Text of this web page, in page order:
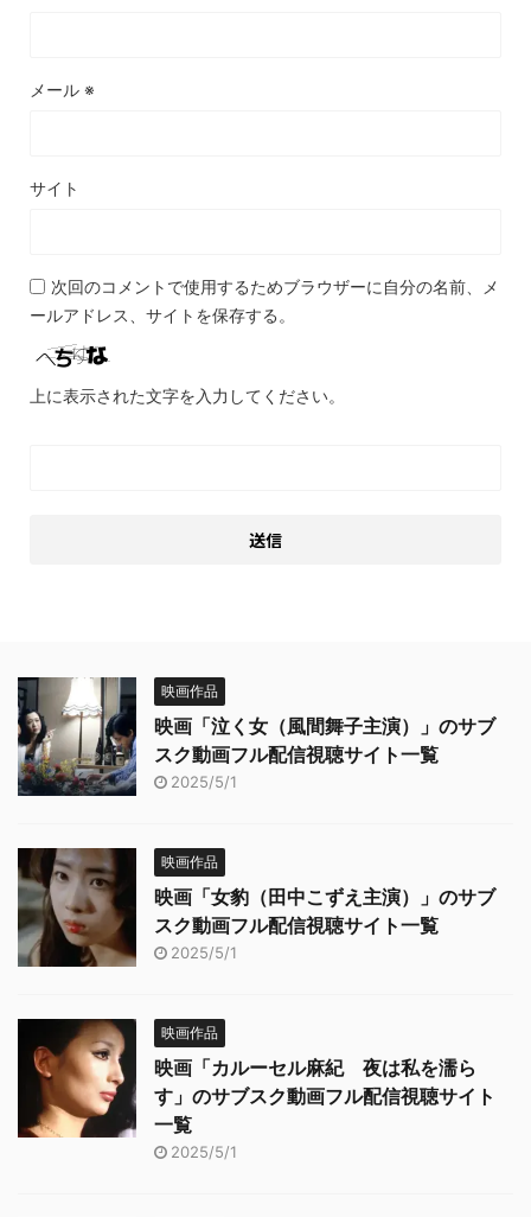
メール ※
サイト
次回のコメントで使用するためブラウザーに自分の名前、メ
ールアドレス、サイトを保存する。
上に表示された文字を入力してください。
映画作品
映画「泣く女（風間舞子主演）」のサブ
スク動画フル配信視聴サイト一覧
2025/5/1
映画作品
映画「女豹（田中こずえ主演）」のサブ
スク動画フル配信視聴サイト一覧
2025/5/1
映画作品
映画「カルーセル麻紀 夜は私を濡ら
す」のサブスク動画フル配信視聴サイト
一覧
2025/5/1